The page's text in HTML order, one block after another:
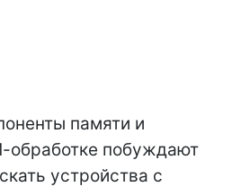
памяти и
обработке побуждают
устройства с